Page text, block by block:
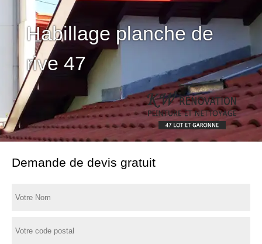
Habillage planche de
rive 47
Demande de devis gratuit